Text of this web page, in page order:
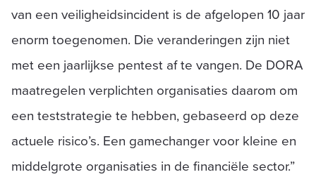
van een veiligheidsincident is de afgelopen 10 jaar
enorm toegenomen. Die veranderingen zijn niet
met een jaarlijkse pentest af te vangen. De DORA
maatregelen verplichten organisaties daarom om
een teststrategie te hebben, gebaseerd op deze
actuele risico’s. Een gamechanger voor kleine en
middelgrote organisaties in de financiële sector.”